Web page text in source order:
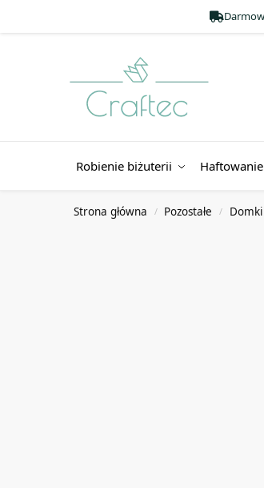
Robienie biżuterii Haftowanie
Strona główna / Pozostałe /